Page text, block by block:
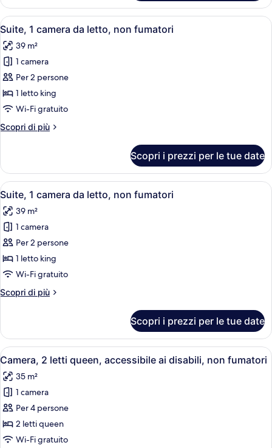
disabili,
non
fumatori
2
letti
queen,
accessibile
ai
disabili,
fumatori
Apri
tutte
le
foto
per
Suite,
1
camera
da
fumatori
Camera d'albergo con un letto
7
Suite, 1 camera da letto, non fumatori
39 m²
1 camera
Per 2 persone
1 letto king
Wi-Fi gratuito
Scopri di più
Altri
1
camera
da
non
fumatori
Scopri i prezzi per le tue date
Apri
tutte
le
foto
per
Suite,
1
camera
da
fumatori
Camera d'albergo con un letto
7
Suite, 1 camera da letto, non fumatori
39 m²
1 camera
Per 2 persone
1 letto king
Wi-Fi gratuito
Scopri di più
Altri
1
camera
da
non
fumatori
Scopri i prezzi per le tue date
Apri
tutte
le
foto
per
Camera,
2
Camera d'albergo con due letti, una
5
Camera, 2 letti queen, accessibile ai disabili, non fumatori
35 m²
1 camera
Per 4 persone
2 letti queen
Wi-Fi gratuito